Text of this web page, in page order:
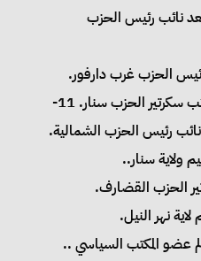
نائب رئيس الحزب
10-الحبيب اسماعيل برمة نائب سكرتير الحزب سنار. 11-
رئيس الحزب الشمالية.